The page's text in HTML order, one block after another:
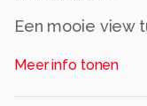
Een mooie view
Meer info tonen